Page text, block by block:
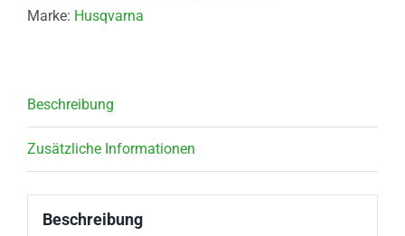
Marke: Husqvarna
Beschreibung
Zusätzliche Informationen
Beschreibung